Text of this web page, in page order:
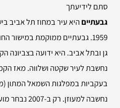
סתם לידיעתך
גבעתייםהיא עיר במחוז תל אביב
1959. גבעתיים ממוקמת במישור
גן ובתל אביב. היא ידועה בצביונה
נחשבת לעיר שקטה ושלווה. מאז
בעקביות במפלגות השמאל המתון
נחשבה